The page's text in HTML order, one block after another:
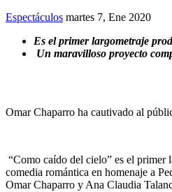
Espectáculos martes 7, Ene 2020
Es el primer largometraje
Un maravilloso proyecto
Omar Chaparro ha cautivado al
“Como caído del cielo” es el primer
comedia romántica en homenaje a
Omar Chaparro y Ana Claudia